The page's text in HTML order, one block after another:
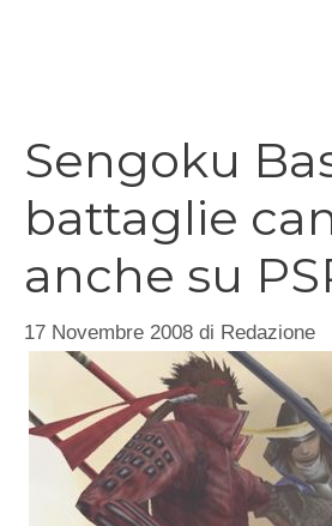
Sengoku
battaglie
anche su
17 Novembre 2008 di Redazione